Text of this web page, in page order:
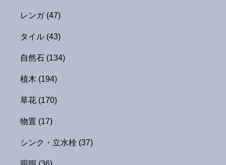
レンガ (47)
タイル (43)
自然石 (134)
植木 (194)
草花 (170)
物置 (17)
シンク・立水栓 (37)